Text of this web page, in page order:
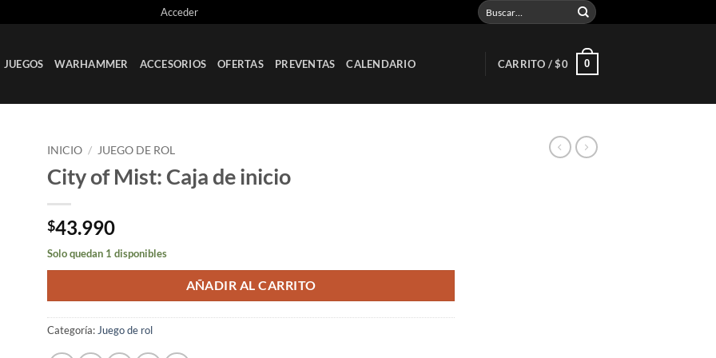
Acceder
Buscar
por:
JUEGOS WARHAMMER ACCESORIOS OFERTAS PREVENTAS CALENDARIO CARRITO /$0 0
INICIO / JUEGO DE ROL
City of Mist: Caja de inicio
$43.990
Solo quedan 1 disponibles
AÑADIR AL CARRITO
Categoría:Juego de rol